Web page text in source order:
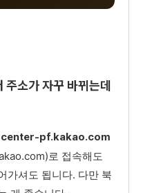
소가 자꾸 바뀌는데
center-pf.kakao.com
로 접속해도
가셔도 됩니다. 다만 북